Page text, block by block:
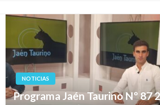
NOTICIAS
Programa Jaén Taurino Nº 87